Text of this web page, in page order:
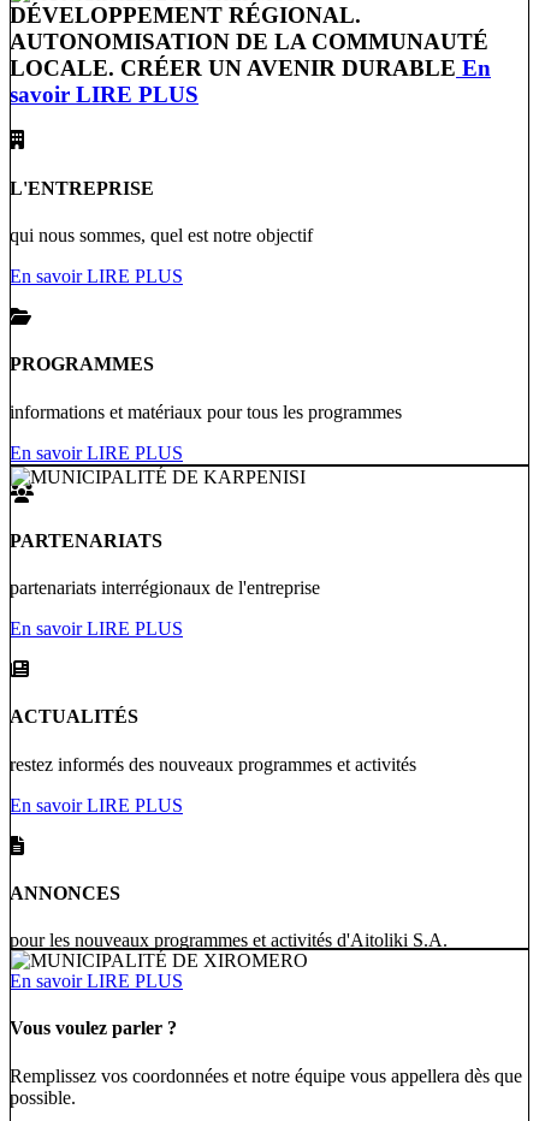
DÉVELOPPEMENT RÉGIONAL.
AUTONOMISATION DE LA COMMUNAUTÉ
LOCALE. CRÉER UN AVENIR DURABLE En
savoir LIRE PLUS
L'ENTREPRISE
qui nous sommes, quel est notre objectif
En savoir LIRE PLUS
PROGRAMMES
informations et matériaux pour tous les programmes
En savoir LIRE PLUS
PARTENARIATS
partenariats interrégionaux de l'entreprise
En savoir LIRE PLUS
ACTUALITÉS
restez informés des nouveaux programmes et activités
En savoir LIRE PLUS
ANNONCES
pour les nouveaux programmes et activités d'Aitoliki S.A.
En savoir LIRE PLUS
Vous voulez parler ?
Remplissez vos coordonnées et notre équipe vous appellera dès que
possible.